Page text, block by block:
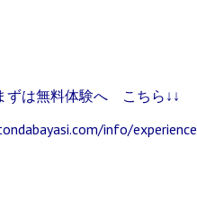
ずは無料体験へ こちら↓↓
info/